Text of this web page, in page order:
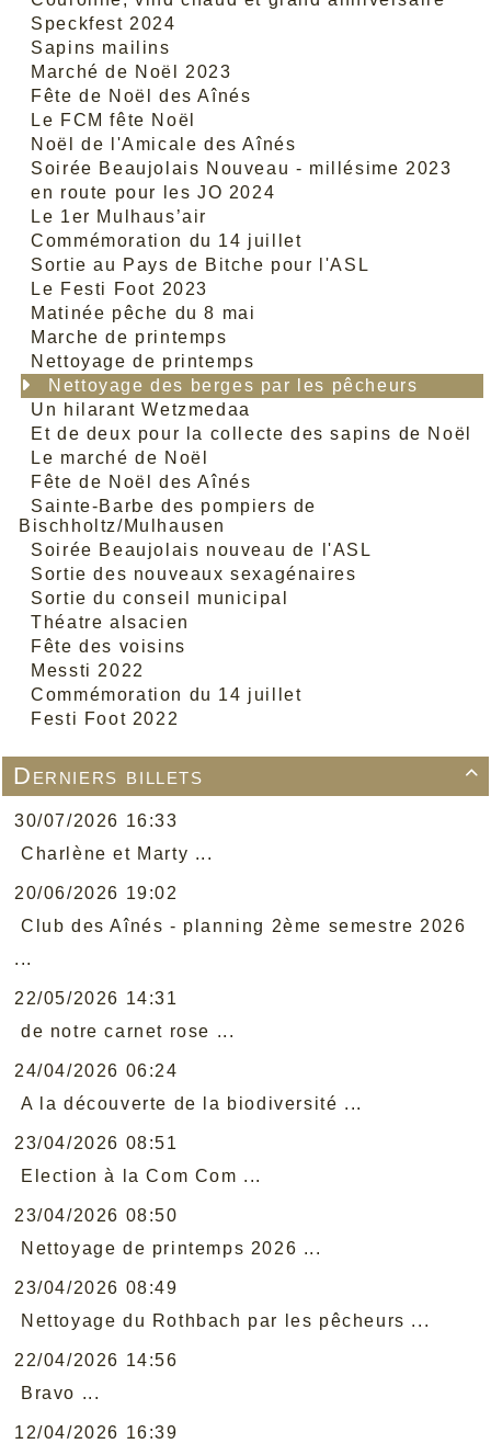
Speckfest 2024
Sapins mailins
Marché de Noël 2023
Fête de Noël des Aînés
Le FCM fête Noël
Noël de l'Amicale des Aînés
Soirée Beaujolais Nouveau - millésime 2023
en route pour les JO 2024
Le 1er Mulhaus’air
Commémoration du 14 juillet
Sortie au Pays de Bitche pour l'ASL
Le Festi Foot 2023
Matinée pêche du 8 mai
Marche de printemps
Nettoyage de printemps
Nettoyage des berges par les pêcheurs
Un hilarant Wetzmedaa
Et de deux pour la collecte des sapins de Noël
Le marché de Noël
Fête de Noël des Aînés
Sainte-Barbe des pompiers de
Bischholtz/Mulhausen
Soirée Beaujolais nouveau de l'ASL
Sortie des nouveaux sexagénaires
Sortie du conseil municipal
Théatre alsacien
Fête des voisins
Messti 2022
Commémoration du 14 juillet
Festi Foot 2022

Derniers billets
30/07/2026 16:33
Charlène et Marty ...
20/06/2026 19:02
Club des Aînés - planning 2ème semestre 2026
...
22/05/2026 14:31
de notre carnet rose ...
24/04/2026 06:24
A la découverte de la biodiversité ...
23/04/2026 08:51
Election à la Com Com ...
23/04/2026 08:50
Nettoyage de printemps 2026 ...
23/04/2026 08:49
Nettoyage du Rothbach par les pêcheurs ...
22/04/2026 14:56
Bravo ...
12/04/2026 16:39